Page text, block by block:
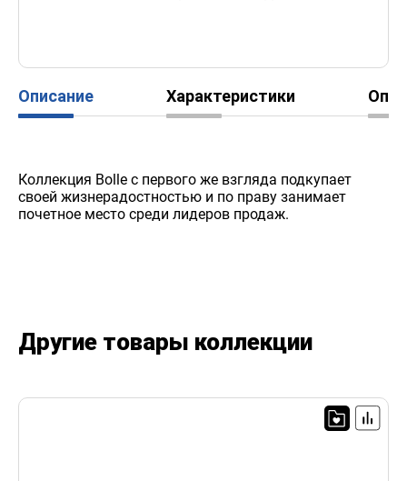
Описание Характеристики
Коллекция Bolle с первого же взгляда подкупает
своей жизнерадостностью и по праву занимает
почетное место среди лидеров продаж.
Другие товары коллекции